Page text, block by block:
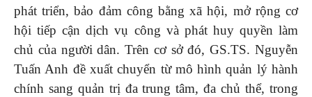
phát triển, bảo đảm công bằng xã hội, mở rộng cơ
hội tiếp cận dịch vụ công và phát huy quyền làm
chủ của người dân. Trên cơ sở đó, GS.TS. Nguyễn
Tuấn Anh đề xuất chuyển từ mô hình quản lý hành
chính sang quản trị đa trung tâm, đa chủ thể, trong